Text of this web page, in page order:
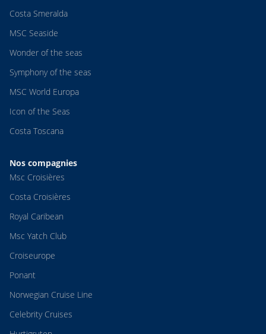
Costa Smeralda
MSC Seaside
Wonder of the seas
Symphony of the seas
MSC World Europa
Icon of the Seas
Costa Toscana
Nos compagnies
Msc Croisières
Costa Croisières
Royal Caribean
Msc Yatch Club
Croiseurope
Ponant
Norwegian Cruise Line
Celebrity Cruises